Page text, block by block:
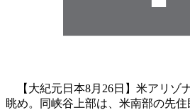
【大紀元日本8月26日】米アリゾ
眺め。同峡谷上部は、米南部の先住